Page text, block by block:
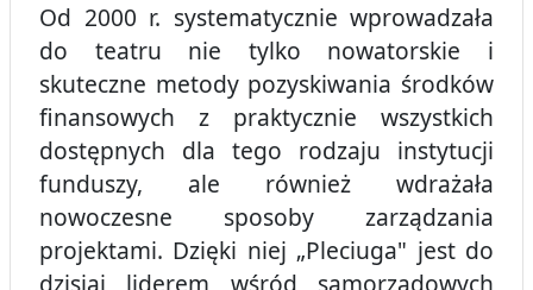
Od 2000 r. systematycznie wprowadzała
do teatru nie tylko nowatorskie i
skuteczne metody pozyskiwania środków
finansowych z praktycznie wszystkich
dostępnych dla tego rodzaju instytucji
funduszy, ale również wdrażała
nowoczesne sposoby zarządzania
projektami. Dzięki niej „Pleciuga" jest do